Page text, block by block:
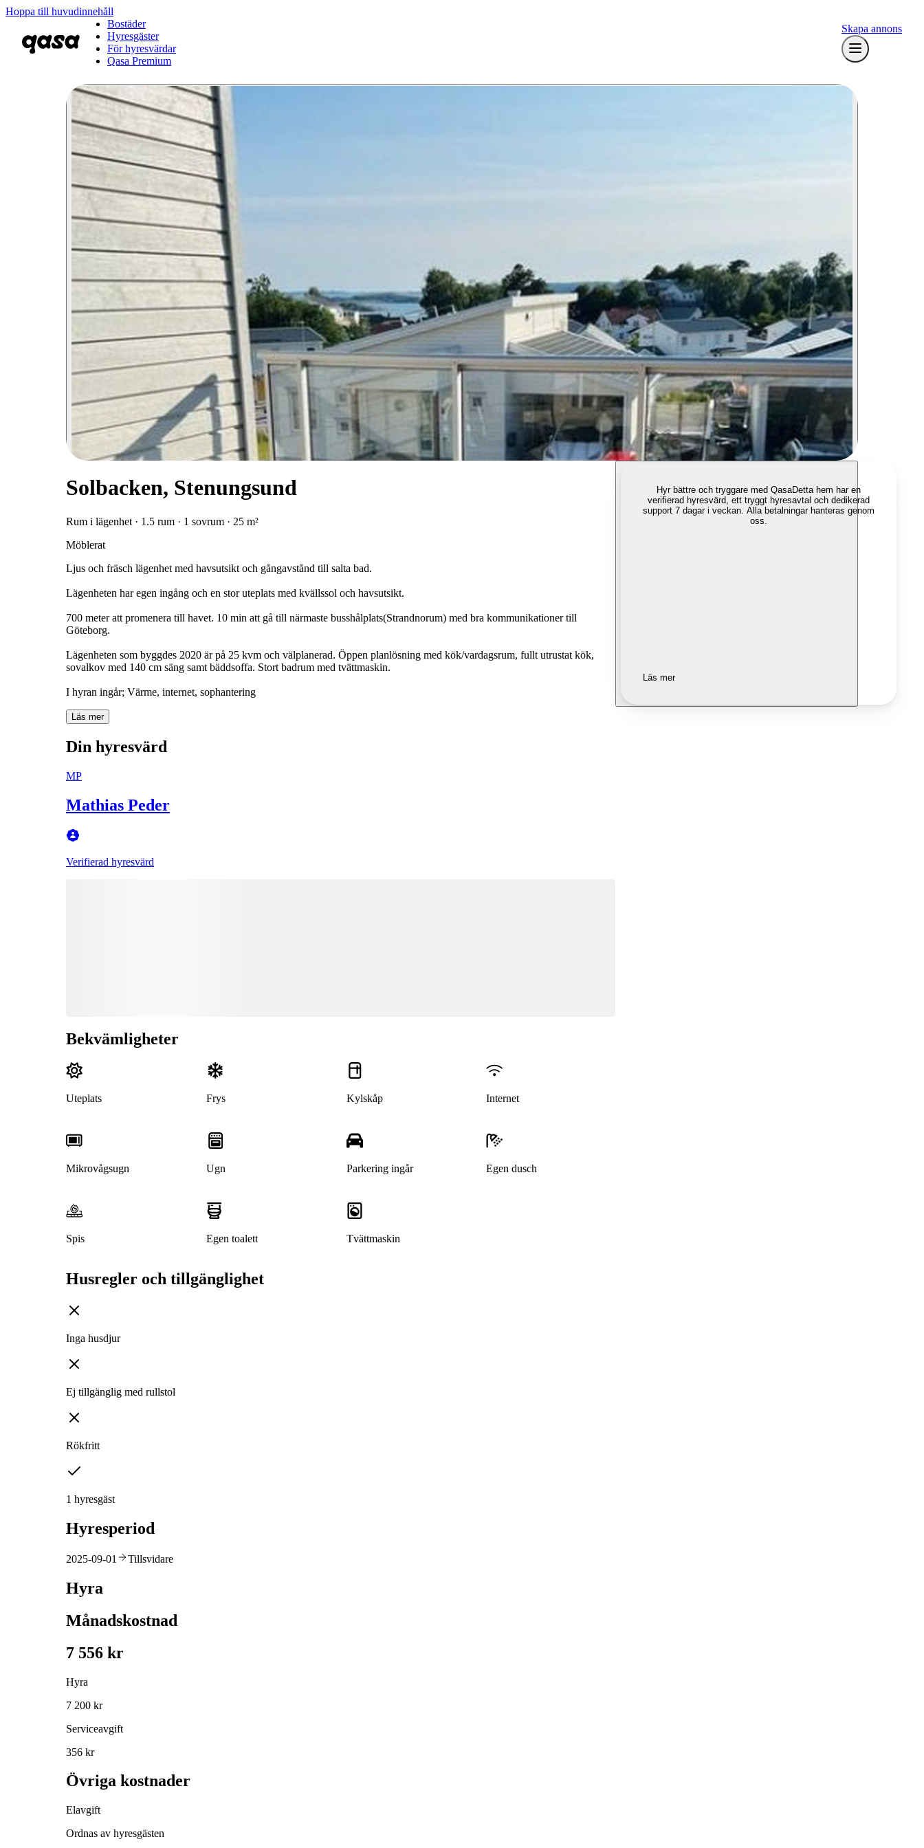
Hoppa till huvudinnehåll
Bostäder
Hyresgäster
För hyresvärdar
Qasa Premium
Skapa annons
Solbacken, Stenungsund
Rum i lägenhet · 1.5 rum · 1 sovrum · 25 m²
Möblerat
Ljus och fräsch lägenhet med havsutsikt och gångavstånd till salta bad.
Lägenheten har egen ingång och en stor uteplats med kvällssol och havsutsikt.
700 meter att promenera till havet. 10 min att gå till närmaste busshålplats(Strandnorum) med bra kommunikationer till
Göteborg.
Lägenheten som byggdes 2020 är på 25 kvm och välplanerad. Öppen planlösning med kök/vardagsrum, fullt utrustat kök,
sovalkov med 140 cm säng samt bäddsoffa. Stort badrum med tvättmaskin.
Läs mer
Din hyresvärd
MP
Mathias Peder
Verifierad hyresvärd
Bekvämligheter
Uteplats Frys Kylskåp Internet
Mikrovågsugn Ugn Parkering ingår Egen dusch
Spis Egen toalett Tvättmaskin
Husregler och tillgänglighet
Inga husdjur
Ej tillgänglig med rullstol
Rökfritt
1 hyresgäst
Hyresperiod
2025-09-01 Tillsvidare
Hyra
Månadskostnad
7 556 kr
Hyra
7 200 kr
Serviceavgift
356 kr
Övriga kostnader
Elavgift
Ordnas av hyresgästen
Hyr bättre och tryggare med QasaDetta hem har en
verifierad hyresvärd, ett tryggt hyresavtal och dedikerad
support 7 dagar i veckan. Alla betalningar hanteras genom
oss.
Läs mer